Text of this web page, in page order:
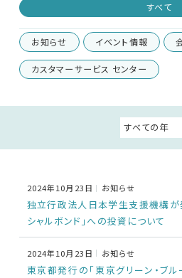
すべて
お知らせ イベント情報
カスタマーサービス センター
2024年10月23日 お知らせ
独立行政法人日本学生支援機構が
シャルボンド」への投資について
2024年10月23日 お知らせ
東京都発行の「東京グリーン・ブル
ファスト・トランジェント/バース
雷サージ試験器
その他